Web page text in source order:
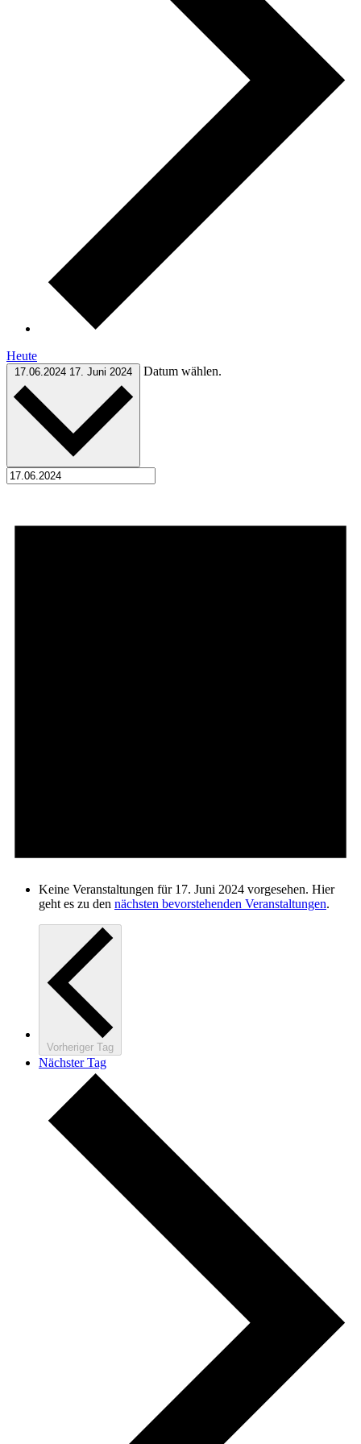
Heute
17.06.2024 17. Juni 2024 Datum wählen.
Keine Veranstaltungen für 17. Juni 2024 vorgesehen. Hier
geht es zu den nächsten bevorstehenden Veranstaltungen.
Vorheriger Tag
Nächster Tag